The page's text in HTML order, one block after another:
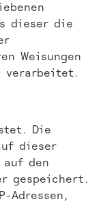
dieser die
Weisungen
verarbeitet.
Die
dieser
auf den
gespeichert.
Adressen,